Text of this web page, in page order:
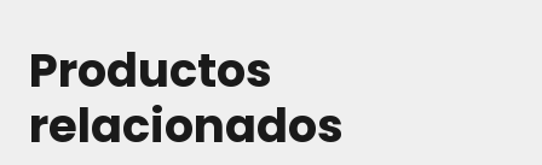
Productos
relacionados